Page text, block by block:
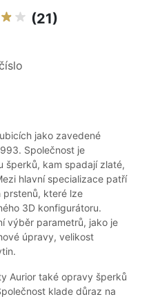
(21)
jako zavedené
Společnost je
šperků, kam spadají zlaté,
hlavní specializace patří
prstenů, které lze
3D konfigurátoru.
výběr parametrů, jako je
úpravy, velikost
Aurior také opravy šperků
klade důraz na